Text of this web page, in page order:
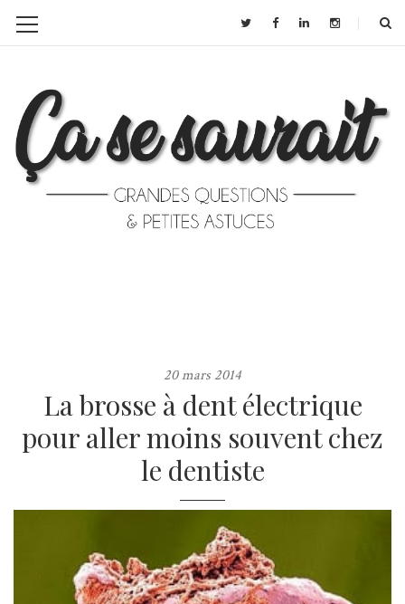
20 mars 2014
La brosse à dent électrique
pour aller moins souvent chez
le dentiste